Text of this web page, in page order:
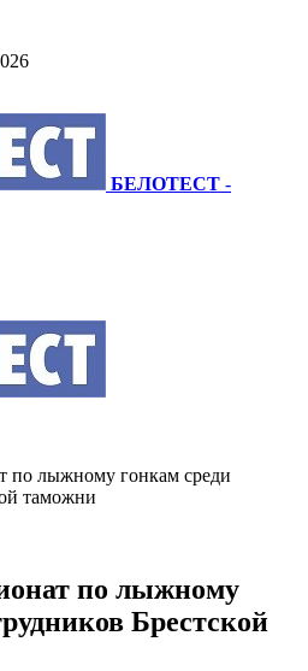
БЕЛОТЕСТ -
по лыжному гонкам среди
таможни
по лыжному
Брестской